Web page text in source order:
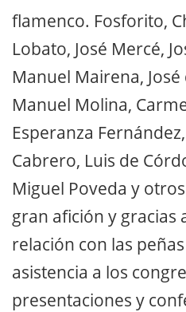
flamenco. Fosforito,
Lobato, José Mercé,
Manuel Mairena,
Manuel Molina,
Esperanza
Cabrero, Luis de
Miguel Poveda y
gran afición y gracias
relación con las
asistencia a los
presentaciones y